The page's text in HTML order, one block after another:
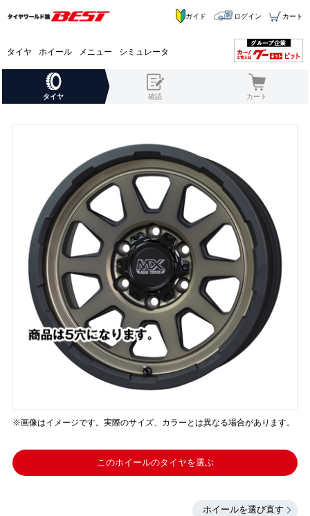
タイヤ ホイール メニュー シミュレータ
ガイド ログイン カート
タイヤ 確認 カート
※画像はイメージです。実際のサイズ、カラーとは異なる場合があります。
このホイールのタイヤを選ぶ
ホイールを選び直す